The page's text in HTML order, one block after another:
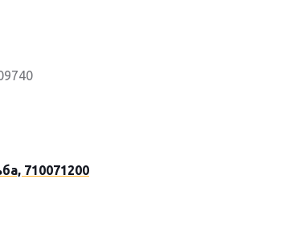
710071200